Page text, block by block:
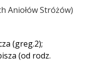
Aniołów Stróżów
(greg.2);
(od rodz.